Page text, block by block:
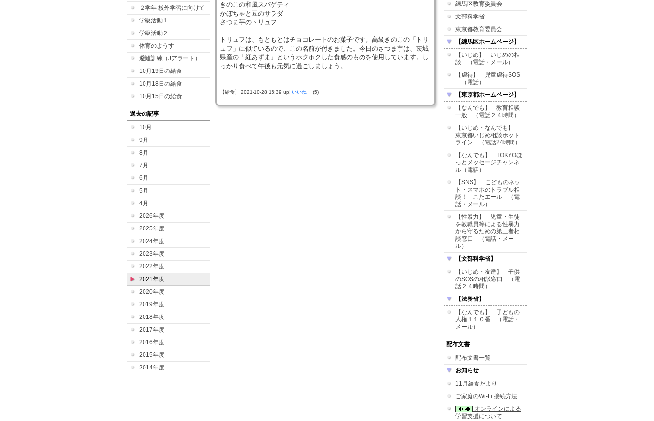
２学年 校外学習に向けて
学級活動１
学級活動２
体育のようす
避難訓練（Jアラート）
10月19日の給食
10月18日の給食
10月15日の給食
過去の記事
10月
9月
8月
7月
6月
5月
4月
2026年度
2025年度
2024年度
2023年度
2022年度
2021年度
2020年度
2019年度
2018年度
2017年度
2016年度
2015年度
2014年度
きのこの和風スパゲティ
かぼちゃと豆のサラダ
さつま芋のトリュフ
トリュフは、もともとはチョコレートのお菓子です。高級きのこの「トリ
ュフ」に似ているので、この名前が付きました。今日のさつま芋は、茨城
県産の「紅あずま」というホクホクした食感のものを使用しています。し
っかり食べて午後も元気に過ごしましょう。
【給食】 2021-10-28 16:39 up! いいね！ (5)
練馬区教育委員会
文部科学省
東京都教育委員会
【練馬区ホームページ】
【いじめ】 いじめの相
談 （電話・メール）
【虐待】 児童虐待SOS
（電話）
【東京都ホームページ】
【なんでも】 教育相談
一般 （電話２４時間）
【いじめ・なんでも】
東京都いじめ相談ホット
ライン （電話24時間）
【なんでも】 TOKYOほ
っとメッセージチャンネ
ル（電話）
【SNS】 こどものネッ
ト・スマホのトラブル相
談！ こたエール （電
話・メール）
【性暴力】 児童・生徒
を教職員等による性暴力
から守るための第三者相
談窓口 （電話・メー
ル）
【文部科学省】
【いじめ・友達】 子供
のSOSの相談窓口 （電
話２４時間）
【法務省】
【なんでも】 子どもの
人権１１０番 （電話・
メール）
配布文書
配布文書一覧
お知らせ
11月給食だより
ご家庭のWi-Fi 接続方法
オンラインによる
学習支援について